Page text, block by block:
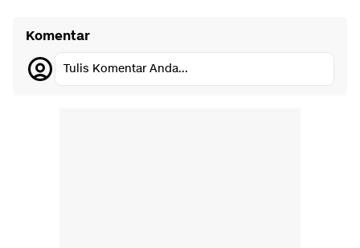
Komentar
Tulis Komentar Anda...